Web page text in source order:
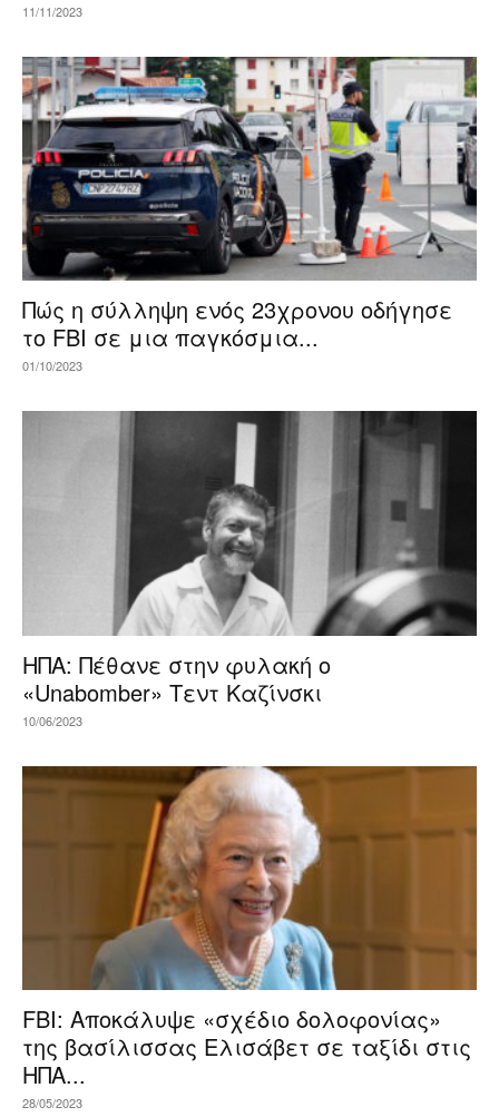
11/11/2023
Πώς η σύλληψη ενός 23χρονου οδήγησε
το FBI σε μια παγκόσμια...
01/10/2023
ΗΠΑ: Πέθανε στην φυλακή ο
«Unabomber» Τεντ Καζίνσκι
10/06/2023
FBI: Αποκάλυψε «σχέδιο δολοφονίας»
της βασίλισσας Ελισάβετ σε ταξίδι στις
ΗΠΑ...
28/05/2023